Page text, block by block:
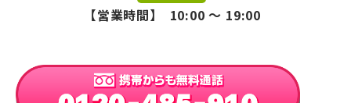
【営業時間】 10:00 ～ 19:00